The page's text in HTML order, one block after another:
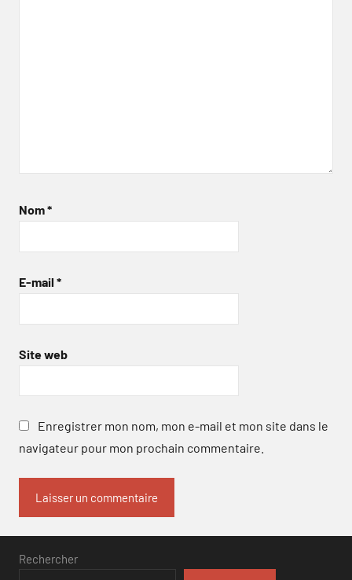
Nom*
E-mail *
Site web
Enregistrer mon nom, mon e-mail et mon site dans le
navigateur pour mon prochain commentaire.
Rechercher